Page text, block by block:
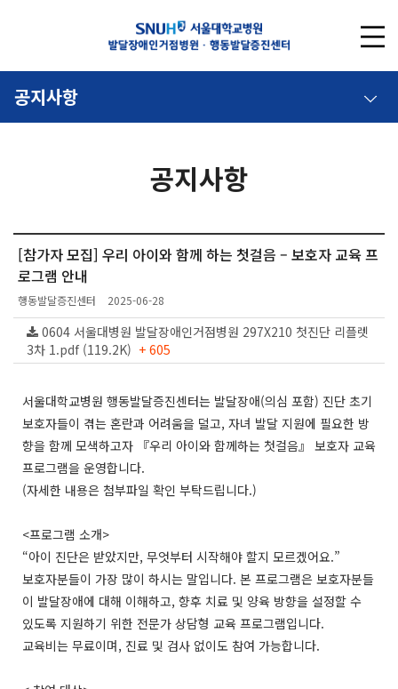
공지사항
공지사항
[참가자 모집] 우리 아이와 함께 하는 첫걸음 – 보호자 교육 프
로그램 안내
행동발달증진센터 2025-06-28
0604 서울대병원 발달장애인거점병원 297X210 첫진단 리플렛
3차 1.pdf (119.2K) + 605
서울대학교병원 행동발달증진센터는 발달장애(의심 포함) 진단 초기
보호자들이 겪는 혼란과 어려움을 덜고, 자녀 발달 지원에 필요한 방
향을 함께 모색하고자 『우리 아이와 함께하는 첫걸음』 보호자 교육
프로그램을 운영합니다.
(자세한 내용은 첨부파일 확인 부탁드립니다.)
<프로그램 소개>
“아이 진단은 받았지만, 무엇부터 시작해야 할지 모르겠어요.”
보호자분들이 가장 많이 하시는 말입니다. 본 프로그램은 보호자분들
이 발달장애에 대해 이해하고, 향후 치료 및 양육 방향을 설정할 수
있도록 지원하기 위한 전문가 상담형 교육 프로그램입니다.
교육비는 무료이며, 진료 및 검사 없이도 참여 가능합니다.